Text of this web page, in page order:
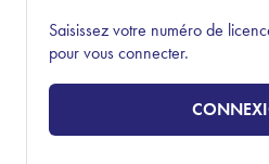
Saisissez votre numéro de
pour vous connecter.